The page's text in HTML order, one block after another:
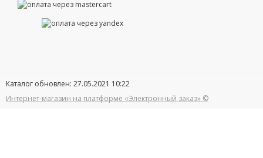
Каталог обновлен: 27.05.2021 10:22
Интернет-магазин на платформе «Электронный заказ» ©